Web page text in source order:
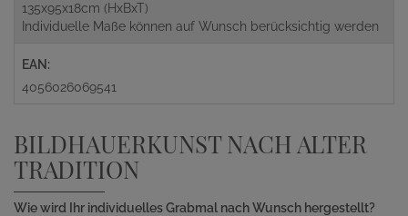
135x95x18cm (HxBxT)
Individuelle Maße können auf Wunsch berücksichtig werden
EAN:
4056026069541
BILDHAUERKUNST NACH ALTER
TRADITION
Wie wird Ihr individuelles Grabmal nach Wunsch hergestellt?